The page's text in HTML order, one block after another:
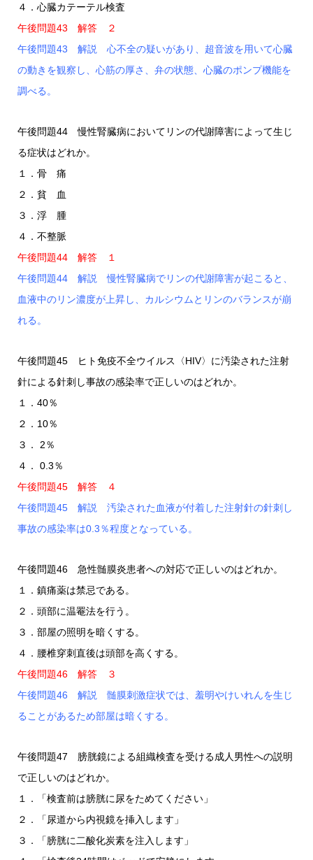
４．心臓カテーテル検査
午後問題43 解答 ２
午後問題43 解説 心不全の疑いがあり、超音波を用いて心臓
の動きを観察し、心筋の厚さ、弁の状態、心臓のポンプ機能を
調べる。
午後問題44 慢性腎臓病においてリンの代謝障害によって生じ
る症状はどれか。
１．骨 痛
２．貧 血
３．浮 腫
４．不整脈
午後問題44 解答 １
午後問題44 解説 慢性腎臓病でリンの代謝障害が起こると、
血液中のリン濃度が上昇し、カルシウムとリンのバランスが崩
れる。
午後問題45 ヒト免疫不全ウイルス〈HIV〉に汚染された注射
針による針刺し事故の感染率で正しいのはどれか。
１．40％
２．10％
３． 2％
４． 0.3％
午後問題45 解答 ４
午後問題45 解説 汚染された血液が付着した注射針の針刺し
事故の感染率は0.3％程度となっている。
午後問題46 急性髄膜炎患者への対応で正しいのはどれか。
１．鎮痛薬は禁忌である。
２．頭部に温罨法を行う。
３．部屋の照明を暗くする。
４．腰椎穿刺直後は頭部を高くする。
午後問題46 解答 ３
午後問題46 解説 髄膜刺激症状では、羞明やけいれんを生じ
ることがあるため部屋は暗くする。
午後問題47 膀胱鏡による組織検査を受ける成人男性への説明
で正しいのはどれか。
１．「検査前は膀胱に尿をためてください」
２．「尿道から内視鏡を挿入します」
３．「膀胱に二酸化炭素を注入します」